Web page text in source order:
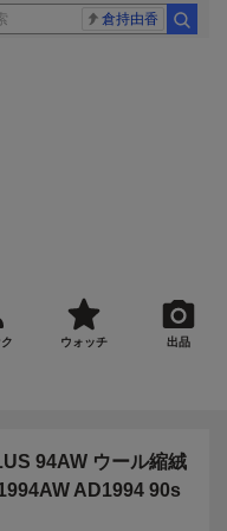
倉持由香
ウォッチ 出品
94AW ウール縮絨
AD1994 90s